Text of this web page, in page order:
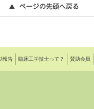
報告 臨床工学技士って？ 賛助会員